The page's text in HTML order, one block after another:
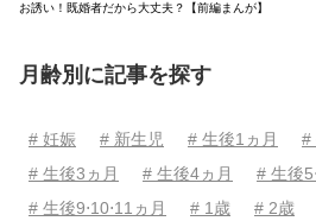
お誘い！既婚者だから大丈夫？【前編まんが】
月齢別に記事を探す
# 妊娠 # 新生児 # 生後1ヵ月
#
# 生後3ヵ月
# 生後4ヵ月 # 生後
# 生後9⋅10⋅11ヵ月
# 1歳 # 2歳